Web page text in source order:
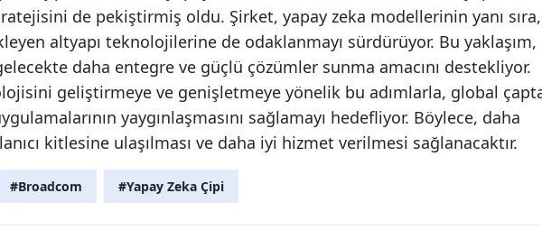
Malatya
Manisa
Kahramanmaraş
Mardin
de pekiştirmiş oldu. Şirket, yapay zeka modellerinin yanı sıra,
altyapı teknolojilerine de odaklanmayı sürdürüyor. Bu yaklaşım,
daha entegre ve güçlü çözümler sunma amacını destekliyor.
geliştirmeye ve genişletmeye yönelik bu adımlarla, global
yaygınlaşmasını sağlamayı hedefliyor. Böylece, daha
kitlesine ulaşılması ve daha iyi hizmet verilmesi sağlanacaktır.
#Broadcom #Yapay Zeka Çipi